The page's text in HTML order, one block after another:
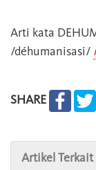
Arti kata
/déhumanisasi/
SHARE
Artikel Terkait